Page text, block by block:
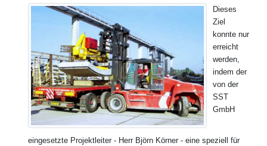
Dieses
Ziel
konnte nur
erreicht
werden,
indem der
von der
SST
GmbH
eingesetzte Projektleiter - Herr Björn Körner - eine speziell für